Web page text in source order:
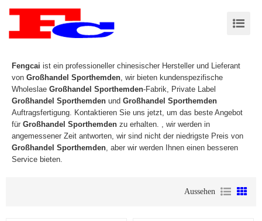
Fengcai ist ein professioneller chinesischer Hersteller und Lieferant
von Großhandel Sporthemden, wir bieten kundenspezifische
Wholeslae Großhandel Sporthemden-Fabrik, Private Label
Großhandel Sporthemden und Großhandel Sporthemden
Auftragsfertigung. Kontaktieren Sie uns jetzt, um das beste Angebot
für Großhandel Sporthemden zu erhalten. , wir werden in
angemessener Zeit antworten, wir sind nicht der niedrigste Preis von
Großhandel Sporthemden, aber wir werden Ihnen einen besseren
Service bieten.
Aussehen